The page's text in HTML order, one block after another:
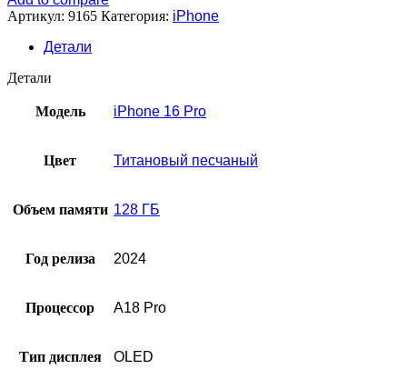
Артикул: 9165 Категория: iPhone
Детали
Детали
Модель iPhone 16 Pro
Цвет Титановый песчаный
Объем памяти 128 ГБ
Год релиза 2024
Процессор A18 Pro
Тип дисплея OLED